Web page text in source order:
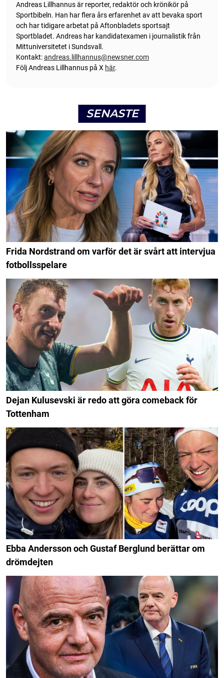
Andreas Lillhannus är reporter, redaktör och krönikör på
Sportbibeln. Han har flera års erfarenhet av att bevaka sport
och har tidigare arbetat på Aftonbladets sportsajt
Sportbladet. Andreas har kandidatexamen i journalistik från
Mittuniversitetet i Sundsvall.
Kontakt:andreas.lillhannus@newsner.com
Följ Andreas Lillhannus på X här.
SENASTE
Frida Nordstrand om varför det är svårt att intervjua
fotbollsspelare
Dejan Kulusevski är redo att göra comeback för
Tottenham
Ebba Andersson och Gustaf Berglund berättar om
drömdejten